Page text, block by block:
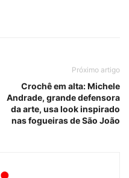
Próximo artigo
Crochê em alta: Michele
Andrade, grande defensora
da arte, usa look inspirado
nas fogueiras de São João